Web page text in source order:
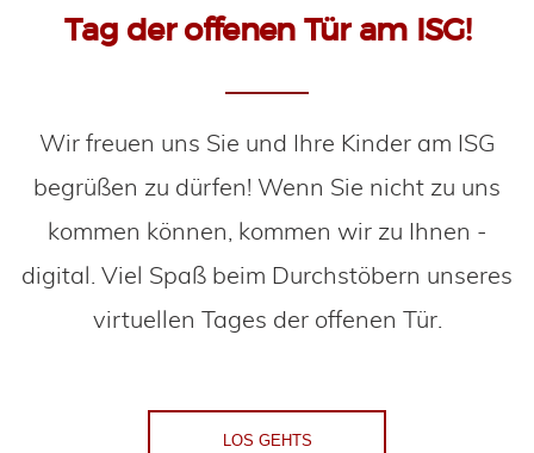
Tag der offenen Tür am ISG!
Wir freuen uns Sie und Ihre Kinder am ISG
begrüßen zu dürfen! Wenn Sie nicht zu uns
kommen können, kommen wir zu Ihnen -
digital. Viel Spaß beim Durchstöbern unseres
virtuellen Tages der offenen Tür.
LOS GEHTS